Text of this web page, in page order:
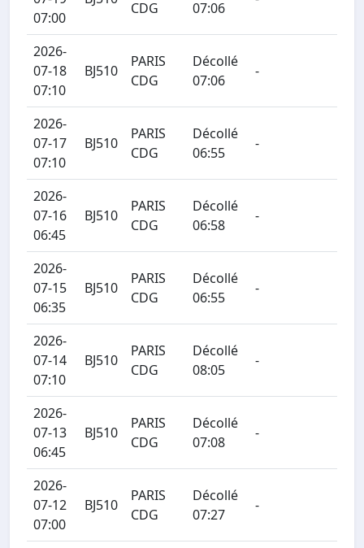
07:00
CDG
07:06
2026-
07-18
07:10
BJ510
PARIS
CDG
Décollé
07:06
-
2026-
07-17
07:10
BJ510
PARIS
CDG
Décollé
06:55
-
2026-
07-16
06:45
BJ510
PARIS
CDG
Décollé
06:58
-
2026-
07-15
06:35
BJ510
PARIS
CDG
Décollé
06:55
-
2026-
07-14
07:10
BJ510
PARIS
CDG
Décollé
08:05
-
2026-
07-13
06:45
BJ510
PARIS
CDG
Décollé
07:08
-
2026-
07-12
07:00
BJ510
PARIS
CDG
Décollé
07:27
-